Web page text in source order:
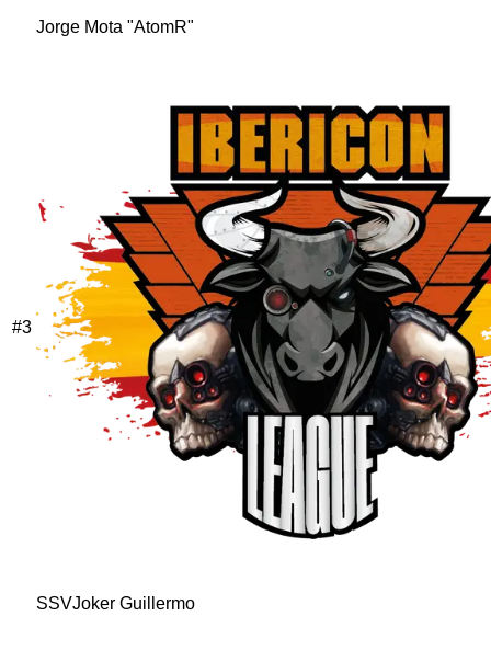
Jorge Mota "AtomR"
#3
SSVJoker Guillermo